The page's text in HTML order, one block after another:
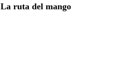
La ruta del mango